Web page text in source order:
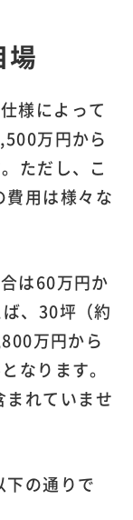
様によって
万円から
ただし、こ
費用は様々な
は60万円か
、30坪（約
万円から
なります。
まれていませ
下の通りで